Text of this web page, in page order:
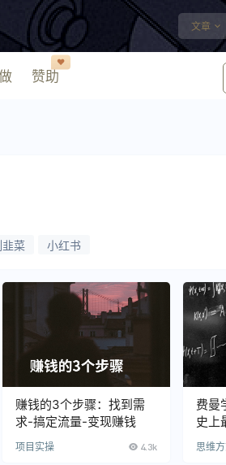
文章
赞助
❤️
韭菜 小红书
赚钱的3个步骤：找到需
求-搞定流量-变现赚钱
项目实操 4.3k
费曼
史上
本质
思维